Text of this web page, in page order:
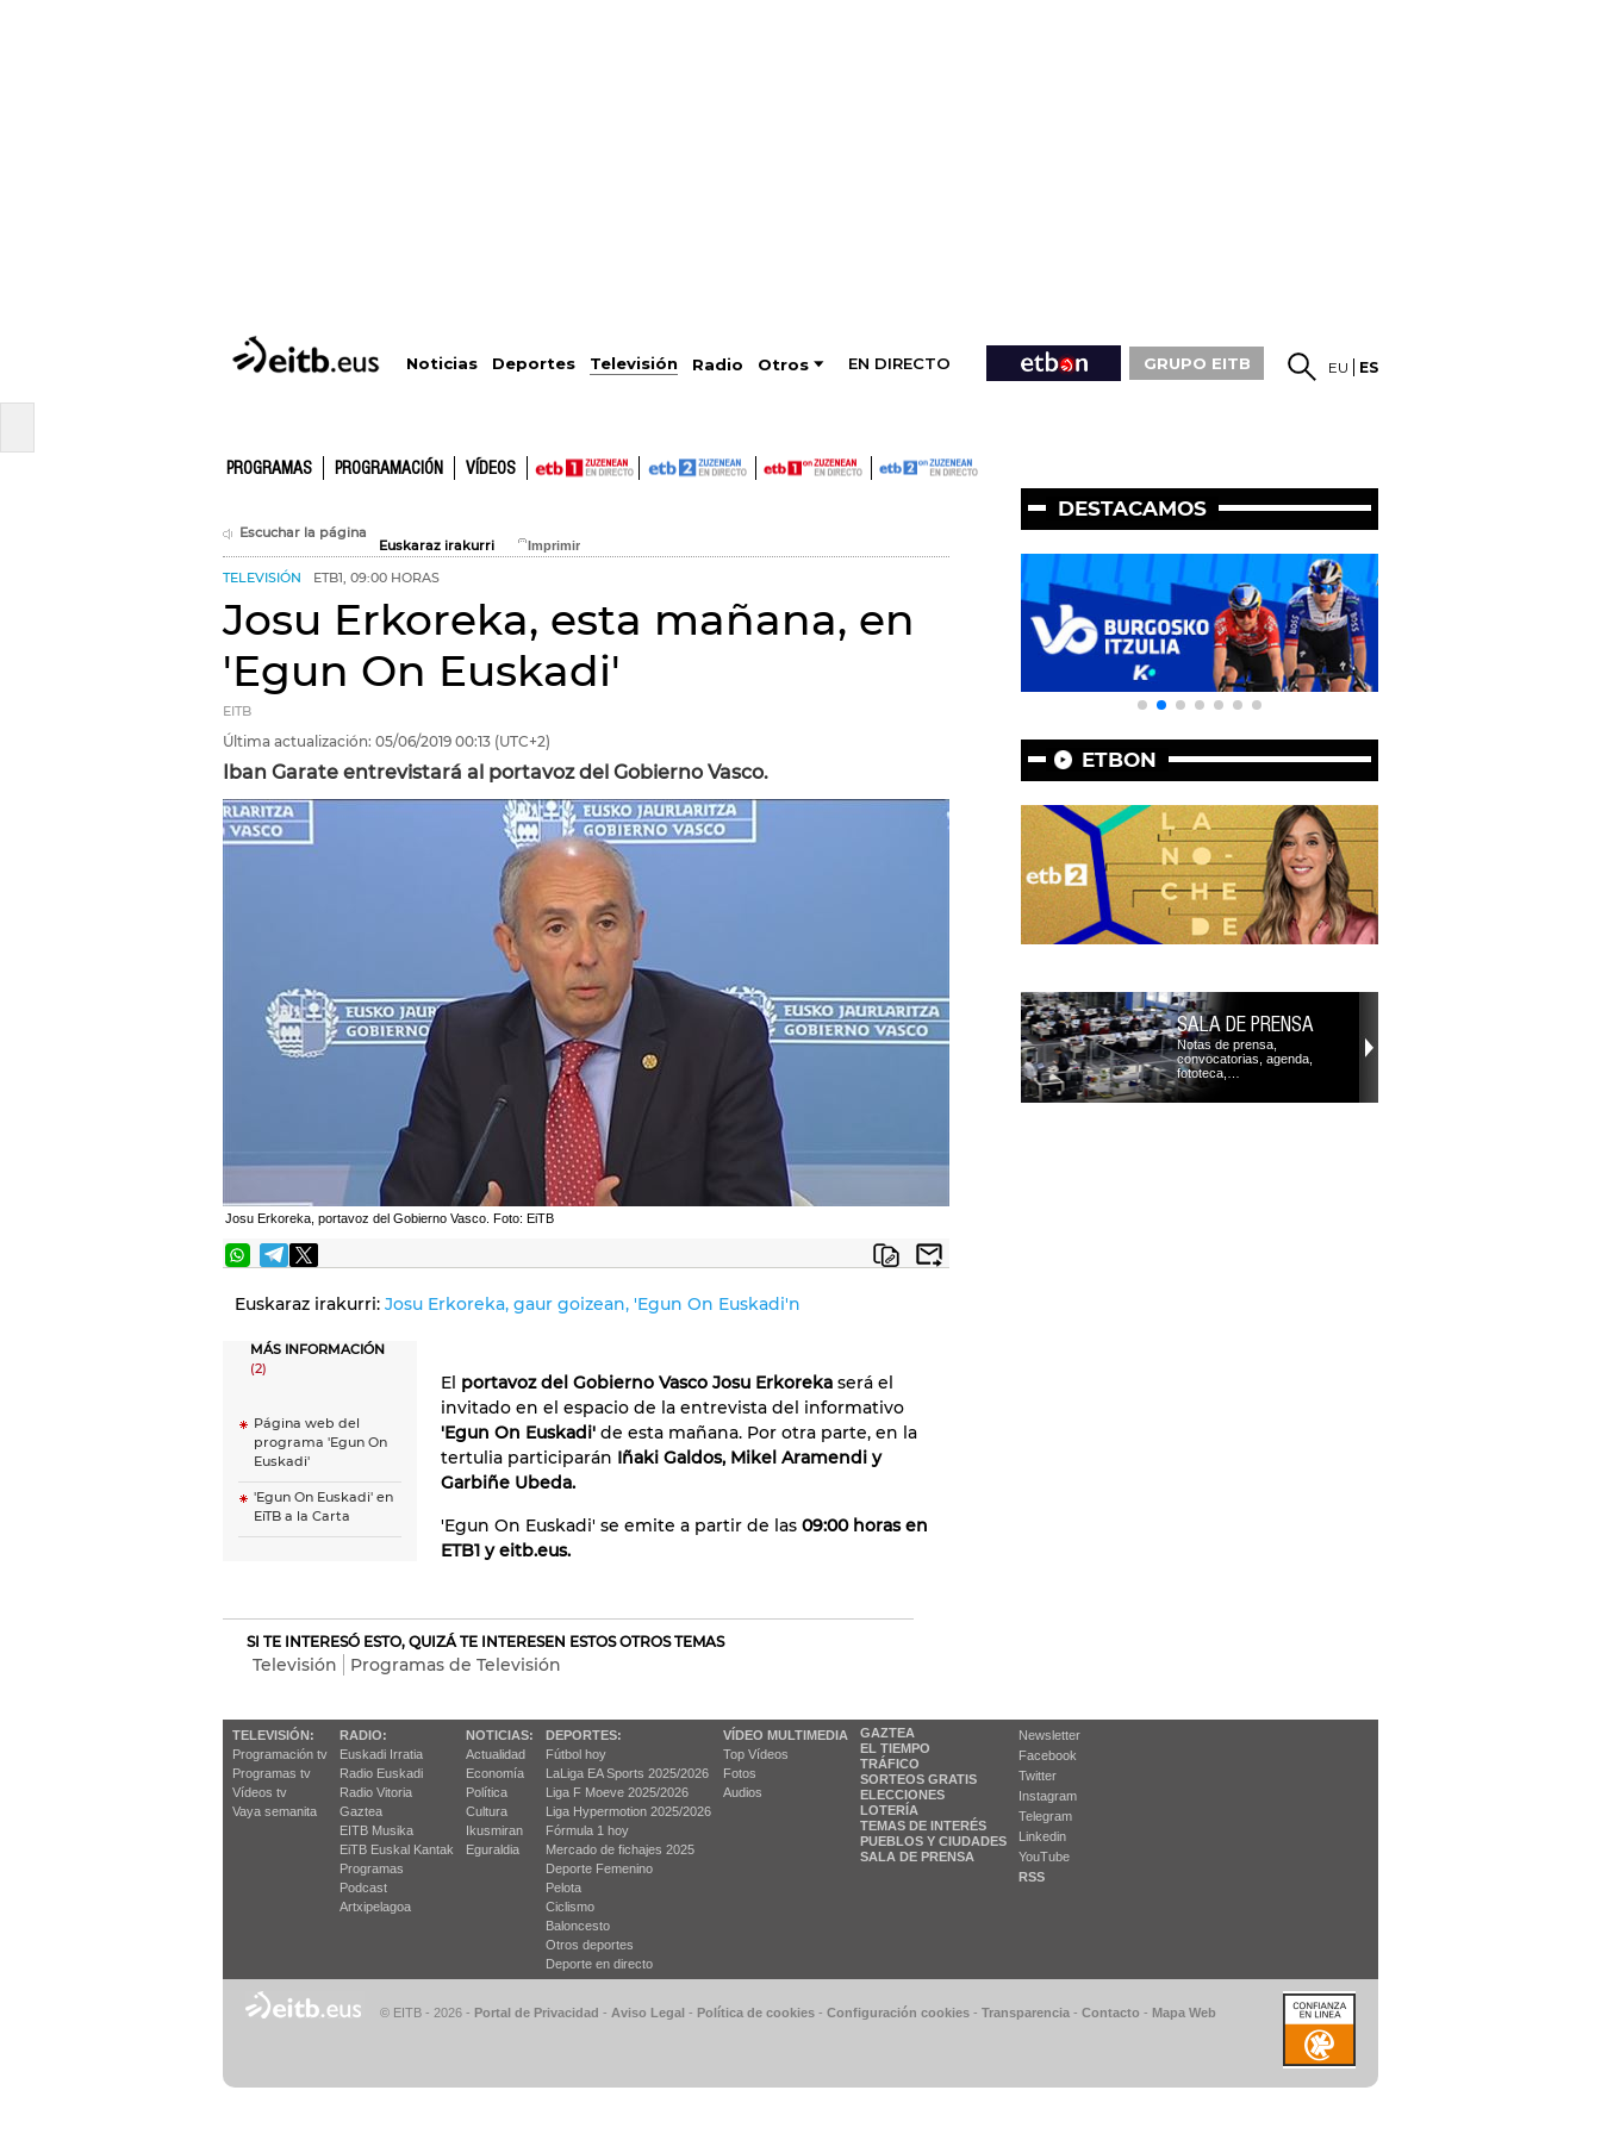
Noticias Deportes Televisión Radio Otros EN DIRECTO GRUPO EITB EU ES
PROGRAMAS PROGRAMACIÓN VÍDEOS
Escuchar la página
Euskaraz irakurri
TELEVISIÓN ETB1, 09:00 HORAS
Josu Erkoreka, esta mañana, en
'Egun On Euskadi'
EITB
Última actualización: 05/06/2019 00:13 (UTC+2)
Iban Garate entrevistará al portavoz del Gobierno Vasco.
Josu Erkoreka, portavoz del Gobierno Vasco. Foto: EiTB
Euskaraz irakurri: Josu Erkoreka, gaur goizean, 'Egun On Euskadi'n
MÁS INFORMACIÓN
(2)
Página web del
programa 'Egun On
Euskadi'
'Egun On Euskadi' en
EiTB a la Carta
El portavoz del Gobierno Vasco Josu Erkoreka será el
invitado en el espacio de la entrevista del informativo
'Egun On Euskadi' de esta mañana. Por otra parte, en la
tertulia participarán Iñaki Galdos, Mikel Aramendi y
Garbiñe Ubeda.
'Egun On Euskadi' se emite a partir de las 09:00 horas en
ETB1 y eitb.eus.
SI TE INTERESÓ ESTO, QUIZÁ TE INTERESEN ESTOS OTROS TEMAS
Televisión Programas de Televisión
DESTACAMOS
ETBON
SALA DE PRENSA
Notas de prensa,
convocatorias, agenda,
fototeca,…
TELEVISIÓN:
Programación tv
Programas tv
Vídeos tv
Vaya semanita
RADIO:
Euskadi Irratia
Radio Euskadi
Radio Vitoria
Gaztea
EITB Musika
EiTB Euskal Kantak
Programas
Podcast
Artxipelagoa
NOTICIAS:
Actualidad
Economía
Política
Cultura
Ikusmiran
Eguraldia
DEPORTES:
Fútbol hoy
LaLiga EA Sports 2025/2026
Liga F Moeve 2025/2026
Liga Hypermotion 2025/2026
Fórmula 1 hoy
Mercado de fichajes 2025
Deporte Femenino
Pelota
Ciclismo
Baloncesto
Otros deportes
Deporte en directo
VÍDEO MULTIMEDIA
Top Vídeos
Fotos
Audios
GAZTEA
EL TIEMPO
TRÁFICO
SORTEOS GRATIS
ELECCIONES
LOTERÍA
TEMAS DE INTERÉS
PUEBLOS Y CIUDADES
SALA DE PRENSA
Newsletter
Facebook
Twitter
Instagram
Telegram
Linkedin
YouTube
RSS
© EITB - 2026 - Portal de Privacidad - Aviso Legal - Política de cookies - Configuración cookies - Transparencia - Contacto - Mapa Web